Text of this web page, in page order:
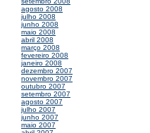
agosto 2008
julho 2008
junho 2008
maio 2008
abril 2008
março 2008
fevereiro 2008
janeiro 2008
dezembro 2007
novembro 2007
outubro 2007
setembro 2007
agosto 2007
julho 2007
junho 2007
maio 2007